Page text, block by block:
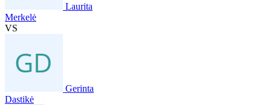
Laurita
Merkelė
VS
Gerinta
Dastikė